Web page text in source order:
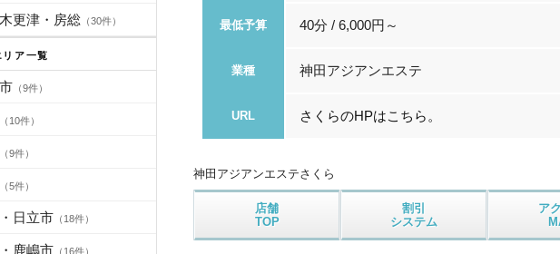
最低予算 40分 / 6,000円～
業種 神田アジアンエステ
URL さくらのHPはこちら。
神田アジアンエステさくら
店舗
TOP
割引
システム
ア
更津・房総 （30件）
リア一覧
（9件）
（10件）
（9件）
（5件）
日立市 （18件）
鹿嶋市 （16件）